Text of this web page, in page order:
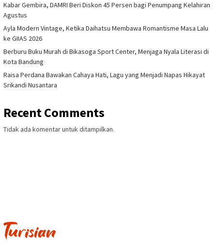
Kabar Gembira, DAMRI Beri Diskon 45 Persen bagi Penumpang Kelahiran
Agustus
Ayla Modern Vintage, Ketika Daihatsu Membawa Romantisme Masa Lalu
ke GIIAS 2026
Berburu Buku Murah di Bikasoga Sport Center, Menjaga Nyala Literasi di
Kota Bandung
Raisa Perdana Bawakan Cahaya Hati, Lagu yang Menjadi Napas Hikayat
Srikandi Nusantara
Recent Comments
Tidak ada komentar untuk ditampilkan.